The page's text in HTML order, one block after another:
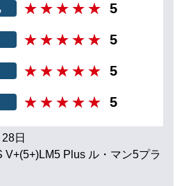
5
5
5
5
日
V+(5+)LM5 Plus ル・マン5プラ